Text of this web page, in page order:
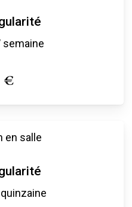
semaine
€
en salle